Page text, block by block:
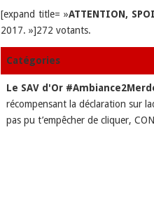
[expand title= »ATTENTION,
2017. »]272 votants.
Catégories
Le SAV d'Or
récompensant la déclaration sur
pas pu t’empêcher de cliquer,